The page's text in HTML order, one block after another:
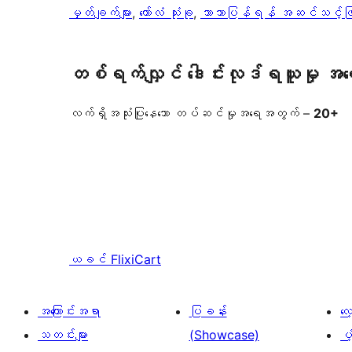
မှတ်ချက်များ, ကော်လံ သုံးခု, ဘာသာပြန်ရန် အဆင်သင့်
တစ်ရက်လျှင် ဒေါင်းလုဒ်ရယူမှု
လက်ရှိအသုံးပြုနေသော တပ်ဆင်မှုအရေအတွက် – 20+
ယခင် FlixiCart
အကြောင်းအရာ
သတင်းများ
ပြခန်း
(Showcase)
လ